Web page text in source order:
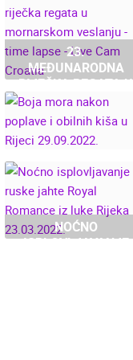
MRKOPALJ SANJKALIŠTE
MRKOPALJ
KATEGORIJE KAMERA
NAJBOLJE S WEBA GRADOVI I MJESTA
23.
MEĐUNARODNA
RIJEČKA REGATA U
MORNARSKOM
VESLANJU - TIME
LAPSE - LIVE CAM
CROATIA
BOJA MORA
NAKON POPLAVE I
OBILNIH KIŠA U
RIJECI 29.09.2022.
NOĆNO
ISPLOVLJAVANJE